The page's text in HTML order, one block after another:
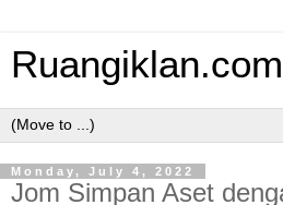
Ruangiklan.com
Monday, July 4, 2022
Jom Simpan Aset